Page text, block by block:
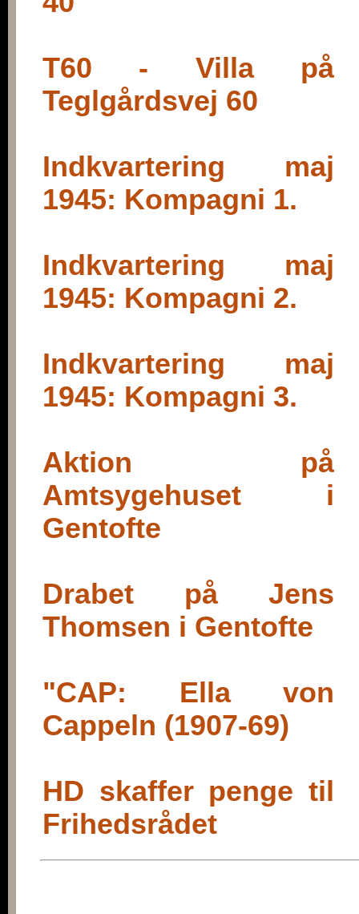
T60 - Villa på
Teglgårdsvej 60
Indkvartering maj
1945: Kompagni 1.
Indkvartering maj
1945: Kompagni 2.
Indkvartering maj
1945: Kompagni 3.
Aktion på
Amtsygehuset i
Gentofte
Drabet på Jens
Thomsen i Gentofte
"CAP: Ella von
Cappeln (1907-69)
HD skaffer penge til
Frihedsrådet